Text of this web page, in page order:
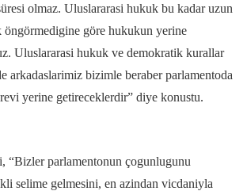
olmaz. Uluslararasi hukuk bu kadar uzun
göre hukukun yerine
Uluslararasi hukuk ve demokratik kurallar
arkadaslarimiz bizimle beraber parlamentoda
yerine getireceklerdir” diye konustu.
“Bizler parlamentonun çogunlugunu
selime gelmesini, en azindan vicdaniyla